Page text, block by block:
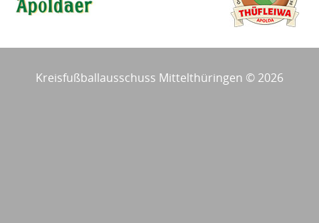
Kreisfußballausschuss Mittelthüringen © 2026